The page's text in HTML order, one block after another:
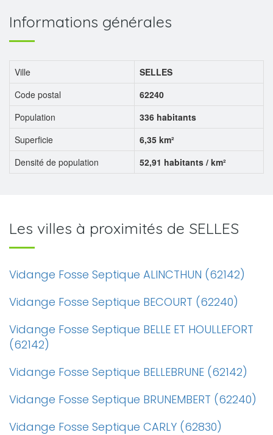
Informations générales
Ville
SELLES
Code postal
62240
Population
336 habitants
Superficie
6,35 km²
Densité de population
52,91 habitants / km²
Les villes à proximités de SELLES
Vidange Fosse Septique ALINCTHUN (62142)
Vidange Fosse Septique BECOURT (62240)
Vidange Fosse Septique BELLE ET HOULLEFORT
(62142)
Vidange Fosse Septique BELLEBRUNE (62142)
Vidange Fosse Septique BRUNEMBERT (62240)
Vidange Fosse Septique CARLY (62830)